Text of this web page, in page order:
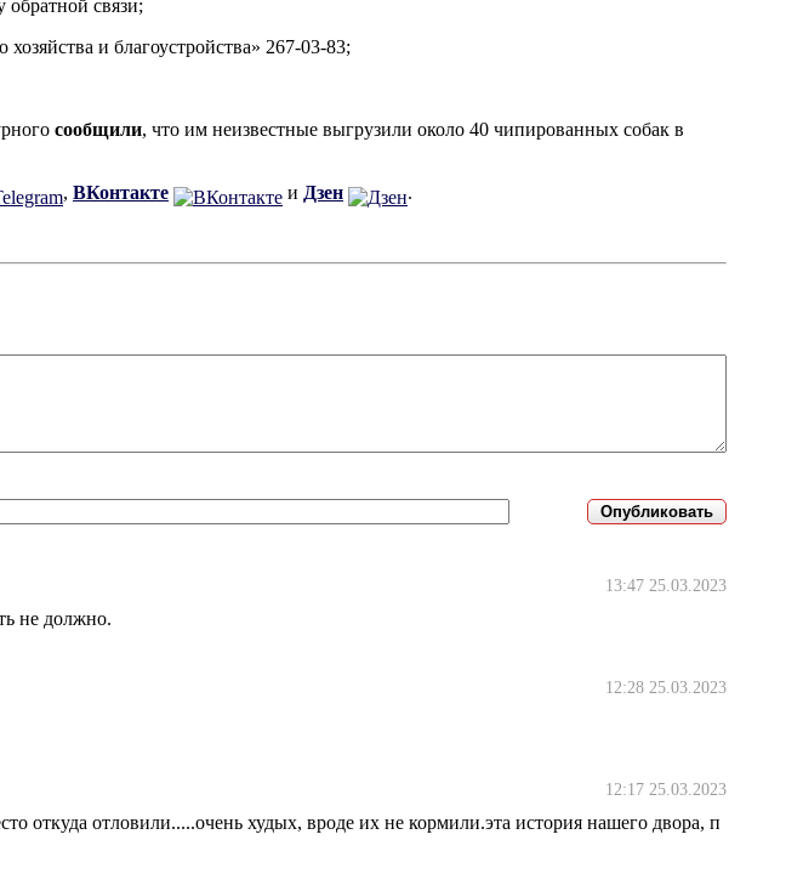
связи;
и благоустройства» 267-03-83;
сообщили, что им неизвестные выгрузили около 40 чипированных собак в
, ВКонтакте и Дзен .
13:47 25.03.2023
не должно.
12:28 25.03.2023
12:17 25.03.2023
откуда отловили.....очень худых, вроде их не кормили.эта история нашего двора, п